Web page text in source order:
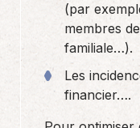
(par
membres
familiale…).
Les
financier….